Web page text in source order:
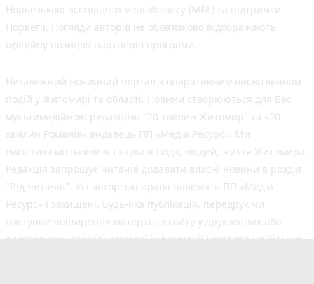
Норвезькою асоціацією медіабізнесу (MBL) за підтримки
Норвегії. Погляди авторів не обов’язково відображають
офіційну позицію партнерів програми.
Незалежний новинний портал з оперативним висвітленням
подій у Житомирі та області. Новини створюються для Вас
мультимедійною редакцією "20 хвилин Житомир" та «20
хвилин Романів» видавець ПП «Медіа Ресурс». Ми
висвітлюємо важливі та цікаві події, людей, життя Житомира.
Редакція запрошує читачів додавати власні новини в розділ
"Від читачів". Усі авторські права належать ПП «Медіа
Ресурс» і захищені. Будь-яка публiкацiя, передрук чи
наступне поширення матеріалів сайту у друкованих або
електронних засобах масової інформації можлива не більше